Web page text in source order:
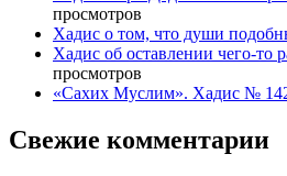
просмотров
Хадис о том, что души
Хадис об оставлении чего-то
просмотров
«Сахих Муслим». Хадис №
Свежие комментарии